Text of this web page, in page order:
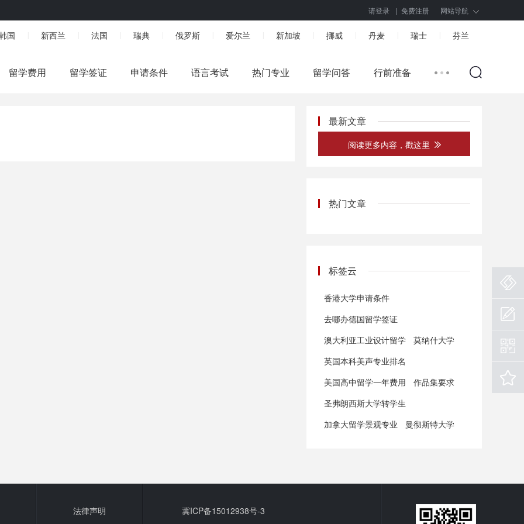
请登录 | 免费注册 网站导航
国 新西兰 法国 瑞典 俄罗斯 爱尔兰 新加坡 挪威 丹麦 瑞士 芬兰
留学费用 留学签证 申请条件 语言考试 热门专业 留学问答 行前准备
最新文章
阅读更多内容，戳这里
热门文章
标签云
香港大学申请条件
去哪办德国留学签证
澳大利亚工业设计留学
莫纳什大学
英国本科美声专业排名
美国高中留学一年费用
作品集要求
圣弗朗西斯大学转学生
加拿大留学景观专业
曼彻斯特大学
法律声明 冀ICP备15012938号-3